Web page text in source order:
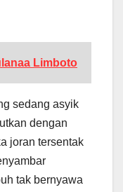
Limboto
sedang asyik
dengan
joran tersentak
tak bernyawa